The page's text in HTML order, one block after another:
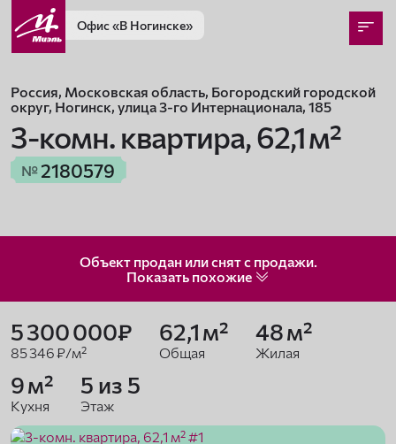
Офис«В Ногинске»
Россия, Московская область, Богородский городской
округ, Ногинск, улица 3-го Интернационала, 185
3-комн. квартира,62,1 м²
№ 2180579
Объект продан или снят с продажи.
Показать похожие
5 300 000₽
85 346 ₽/м²
62,1 м²
Общая
48 м²
Жилая
9 м²
Кухня
5 из 5
Этаж